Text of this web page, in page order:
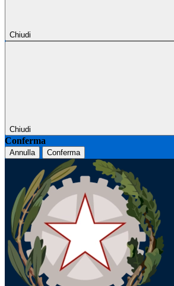
Chiudi
Chiudi
Conferma
Annulla Conferma